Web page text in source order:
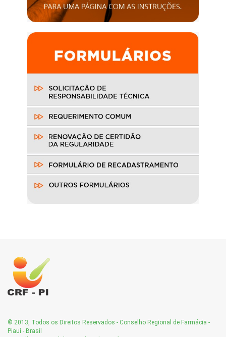
© 2013, Todos os Direitos Reservados - Conselho Regional de Farmácia -
Piauí - Brasil